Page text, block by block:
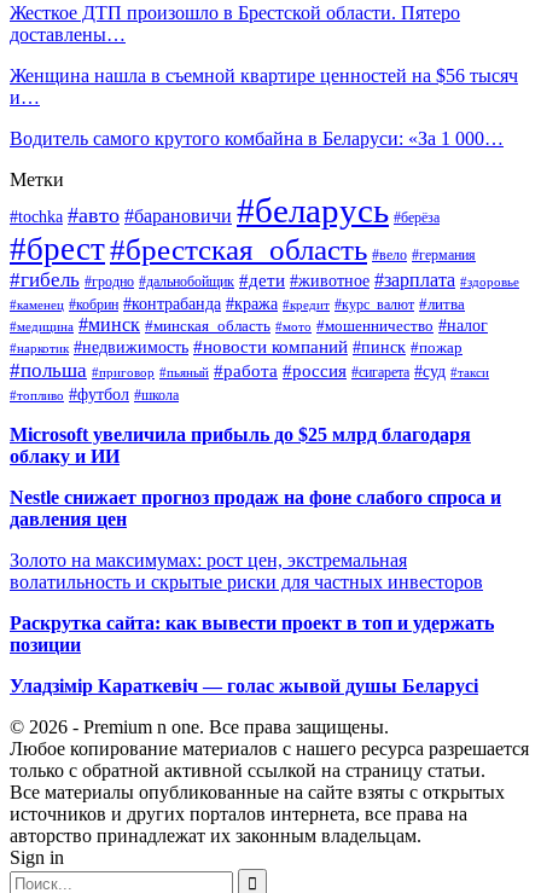
Жесткое ДТП произошло в Брестской области. Пятеро
доставлены…
Женщина нашла в съемной квартире ценностей на $56 тысяч
и…
Водитель самого крутого комбайна в Беларуси: «За 1 000…
Метки
#tochka #авто #барановичи #беларусь #берёза
#брест#брестская_область #вело #германия
#гибель #гродно #дальнобойщик #дети #животное #зарплата #здоровье
#каменец #кобрин #контрабанда #кража #кредит #курс_валют #литва
#медицина #минск #минская_область #мото #мошенничество #налог
#наркотик #недвижимость #новости компаний #пинск #пожар
#польша #приговор #пьяный #работа #россия #сигарета #суд #такси
#топливо #футбол #школа
Microsoft увеличила прибыль до $25 млрд благодаря
облаку и ИИ
Nestle снижает прогноз продаж на фоне слабого спроса и
давления цен
Золото на максимумах: рост цен, экстремальная
волатильность и скрытые риски для частных инвесторов
Раскрутка сайта: как вывести проект в топ и удержать
позиции
Уладзімір Караткевіч — голас жывой душы Беларусі
© 2026 - Premium n one. Все права защищены.
Любое копирование материалов с нашего ресурса разрешается
только с обратной активной ссылкой на страницу статьи.
Все материалы опубликованные на сайте взяты с открытых
источников и других порталов интернета, все права на
авторство принадлежат их законным владельцам.
Sign in